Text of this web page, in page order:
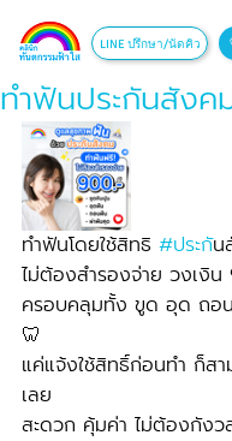
LINE ปรึกษา/นัดคิว
ทำฟันประกันสังค
ทำฟันโดยใช้สิทธิ #ประกน
ไม่ต้องสำรองจ่าย วงเงิ
ครอบคลุมทั้ง ขูด อุด ถอ
🦷
แค่แจ้งใช้สิทธิ์ก่อนทำ ก็สา
เลย
สะดวก คุ้มค่า ไม่ต้องกังว